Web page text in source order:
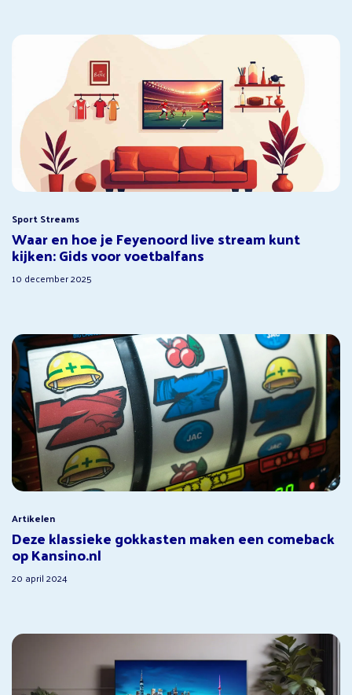
Sport Streams
Waar en hoe je Feyenoord live stream kunt
kijken: Gids voor voetbalfans
10 december 2025
Artikelen
Deze klassieke gokkasten maken een comeback
op Kansino.nl
20 april 2024